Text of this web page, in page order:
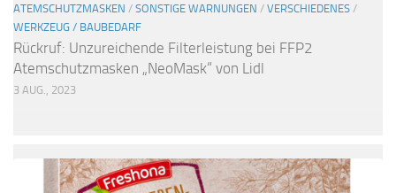
ATEMSCHUTZMASKEN / SONSTIGE WARNUNGEN / VERSCHIEDENES /
WERKZEUG / BAUBEDARF
Rückruf: Unzureichende Filterleistung bei FFP2
Atemschutzmasken „NeoMask“ von Lidl
3 AUG., 2023